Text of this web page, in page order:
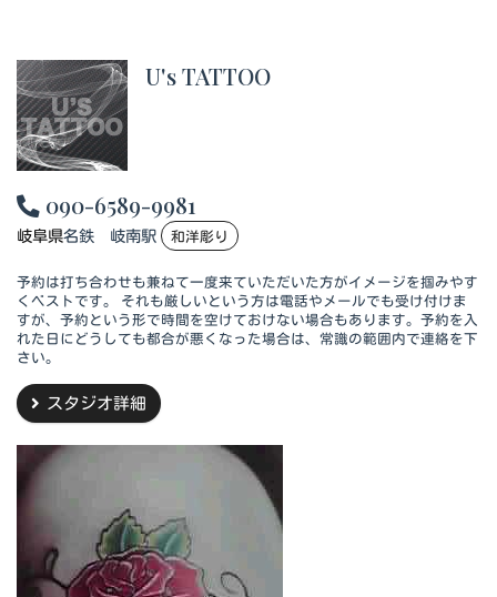
U's TATTOO
090-6589-9981
岐阜県名鉄 岐南駅 和洋彫り
予約は打ち合わせも兼ねて一度来ていただいた方がイメージを掴みやす
くベストです。 それも厳しいという方は電話やメールでも受け付けま
すが、予約という形で時間を空けておけない場合もあります。予約を入
れた日にどうしても都合が悪くなった場合は、常識の範囲内で連絡を下
さい。
スタジオ詳細